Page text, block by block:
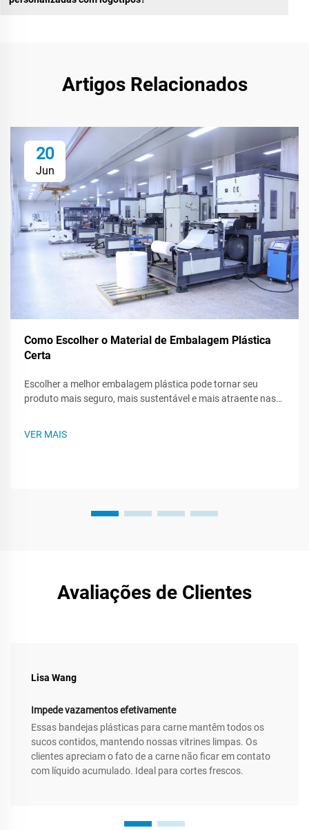
Artigos Relacionados
20
Jun
Como Escolher o Material de Embalagem Plástica
Certa
Escolher a melhor embalagem plástica pode tornar seu
produto mais seguro, mais sustentável e mais atraente nas
VER MAIS
Avaliações de Clientes
Lisa Wang
Impede vazamentos efetivamente
Essas bandejas plásticas para carne mantêm todos os
sucos contidos, mantendo nossas vitrines limpas. Os
clientes apreciam o fato de a carne não ficar em contato
com líquido acumulado. Ideal para cortes frescos.